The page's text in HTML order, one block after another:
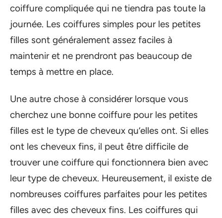
coiffure compliquée qui ne tiendra pas toute la
journée. Les coiffures simples pour les petites
filles sont généralement assez faciles à
maintenir et ne prendront pas beaucoup de
temps à mettre en place.
Une autre chose à considérer lorsque vous
cherchez une bonne coiffure pour les petites
filles est le type de cheveux qu’elles ont. Si elles
ont les cheveux fins, il peut être difficile de
trouver une coiffure qui fonctionnera bien avec
leur type de cheveux. Heureusement, il existe de
nombreuses coiffures parfaites pour les petites
filles avec des cheveux fins. Les coiffures qui